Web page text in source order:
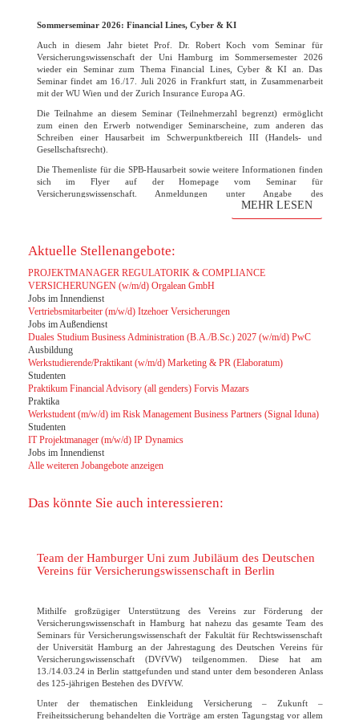
Sommerseminar 2026: Financial Lines, Cyber & KI
Auch in diesem Jahr bietet Prof. Dr. Robert Koch vom Seminar für
Versicherungswissenschaft der Uni Hamburg im Sommersemester 2026
wieder ein Seminar zum Thema Financial Lines, Cyber & KI an. Das
Seminar findet am 16./17. Juli 2026 in Frankfurt statt, in Zusammenarbeit
mit der WU Wien und der Zurich Insurance Europa AG.
Die Teilnahme an diesem Seminar (Teilnehmerzahl begrenzt) ermöglicht
zum einen den Erwerb notwendiger Seminarscheine, zum anderen das
Schreiben einer Hausarbeit im Schwerpunktbereich III (Handels- und
Gesellschaftsrecht).
Die Themenliste für die SPB-Hausarbeit sowie weitere Informationen finden
sich im Flyer auf der Homepage vom Seminar für
Versicherungswissenschaft. Anmeldungen unter Angabe des
Themenwunsches bitte bis zum 31. März 2026 direkt an den Lehrstuhl
Robert Koch. Die Vorbesprechung und finale Themenvergabe findet am 07.
MEHR LESEN
Aktuelle Stellenangebote:
PROJEKTMANAGER REGULATORIK & COMPLIANCE
VERSICHERUNGEN (w/m/d) Orgalean GmbH
Jobs im Innendienst
Vertriebsmitarbeiter (m/w/d) Itzehoer Versicherungen
Jobs im Außendienst
Duales Studium Business Administration (B.A./B.Sc.) 2027 (w/m/d) PwC
Ausbildung
Werkstudierende/Praktikant (w/m/d) Marketing & PR (Elaboratum)
Studenten
Praktikum Financial Advisory (all genders) Forvis Mazars
Praktika
Werkstudent (m/w/d) im Risk Management Business Partners (Signal Iduna)
Studenten
IT Projektmanager (m/w/d) IP Dynamics
Jobs im Innendienst
Alle weiteren Jobangebote anzeigen
Das könnte Sie auch interessieren:
Team der Hamburger Uni zum Jubiläum des Deutschen
Vereins für Versicherungswissenschaft in Berlin
Mithilfe großzügiger Unterstützung des Vereins zur Förderung der
Versicherungswissenschaft in Hamburg hat nahezu das gesamte Team des
Seminars für Versicherungswissenschaft der Fakultät für Rechtswissenschaft
der Universität Hamburg an der Jahrestagung des Deutschen Vereins für
Versicherungswissenschaft (DVfVW) teilgenommen. Diese hat am
13./14.03.24 in Berlin stattgefunden und stand unter dem besonderen Anlass
des 125-jährigen Bestehen des DVfVW.
Unter der thematischen Einkleidung Versicherung – Zukunft –
Freiheitssicherung behandelten die Vorträge am ersten Tagungstag vor allem